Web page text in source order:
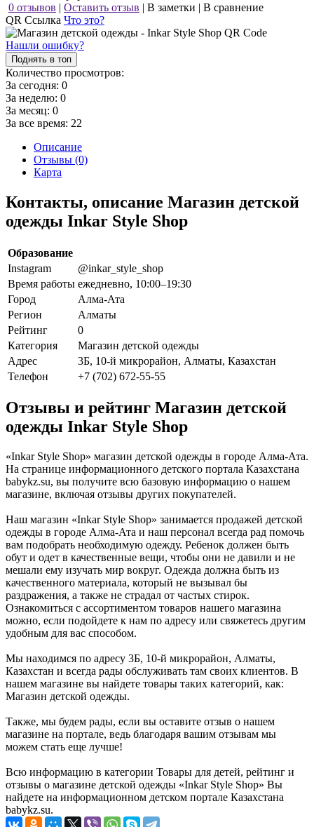
0 отзывов | Оставить отзыв | В заметки | В сравнение
QR Ссылка Что это?
Нашли ошибку?
Поднять в топ
Количество просмотров:
За сегодня: 0
За неделю: 0
За месяц: 0
За все время: 22
Описание
Отзывы (0)
Карта
Контакты, описание Магазин детской
одежды Inkar Style Shop
Образование
Instagram
@inkar_style_shop
Время работы ежедневно, 10:00–19:30
Город
Алма-Ата
Регион
Алматы
Рейтинг
0
Категория
Магазин детской одежды
Адрес
3Б, 10-й микрорайон, Алматы, Казахстан
Телефон
+7 (702) 672-55-55
Отзывы и рейтинг Магазин детской
одежды Inkar Style Shop
«Inkar Style Shop» магазин детской одежды в городе Алма-Ата.
На странице информационного детского портала Казахстана
babykz.su, вы получите всю базовую информацию о нашем
магазине, включая отзывы других покупателей.
Наш магазин «Inkar Style Shop» занимается продажей детской
одежды в городе Алма-Ата и наш персонал всегда рад помочь
вам подобрать необходимую одежду. Ребенок должен быть
обут и одет в качественные вещи, чтобы они не давили и не
мешали ему изучать мир вокруг. Одежда должна быть из
качественного материала, который не вызывал бы
раздражения, а также не страдал от частых стирок.
Ознакомиться с ассортиментом товаров нашего магазина
можно, если подойдете к нам по адресу или свяжетесь другим
удобным для вас способом.
Мы находимся по адресу 3Б, 10-й микрорайон, Алматы,
Казахстан и всегда рады обслуживать там своих клиентов. В
нашем магазине вы найдете товары таких категорий, как:
Магазин детской одежды.
Также, мы будем рады, если вы оставите отзыв о нашем
магазине на портале, ведь благодаря вашим отзывам мы
можем стать еще лучше!
Всю информацию в категории Товары для детей, рейтинг и
отзывы о магазине детской одежды «Inkar Style Shop» Вы
найдете на информационном детском портале Казахстана
babykz.su.